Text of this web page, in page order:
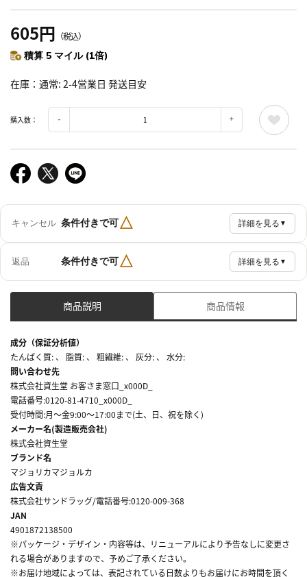
605円 （税込）
積算 5 マイル (1倍)
在庫 通常: 2-4営業日 発送目安
購入数：
キャンセル 条件付きで可△ 詳細を見る ▼
返品 条件付きで可△ 詳細を見る ▼
商品説明 商品情報
成分（保証分析値）
たんぱく質: 、 脂質: 、 粗繊維: 、 灰分: 、 水分:
問い合わせ先
株式会社資生堂 お客さま窓口_x000D_
電話番号:0120-81-4710_x000D_
受付時間:月～金9:00～17:00まで(土、日、祝を除く)
メーカー名(製造販売会社)
株式会社資生堂
ブランド名
マジョリカマジョルカ
広告文責
株式会社サンドラッグ/電話番号:0120-009-368
JAN
4901872138500
※パッケージ・デザイン・内容等は、リニューアルにより予告なしに変更さ
れる場合がありますので、予めご了承ください。
※お届け地域によっては、表記されている日数よりもお届けにお時間を頂く